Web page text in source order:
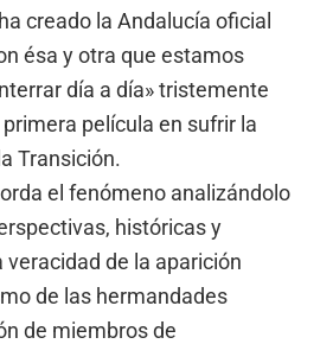
creado la Andalucía oficial
ésa y otra que estamos
día a día» tristemente
película en sufrir la
Transición.
el fenómeno analizándolo
históricas y
veracidad de la aparición
de las hermandades
de miembros de